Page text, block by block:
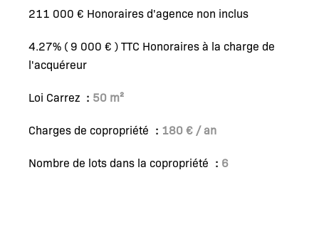
211 000 € Honoraires d'agence non inclus
4.27% ( 9 000 € ) TTC Honoraires à la charge de
l'acquéreur
Loi Carrez 50 m²
Charges de copropriété 180 € / an
Nombre de lots dans la copropriété 6